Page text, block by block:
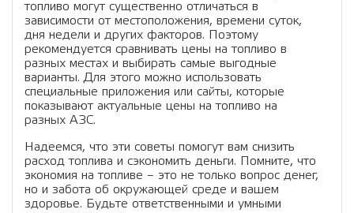
топливо могут существенно отличаться в
зависимости от местоположения, времени суток,
дня недели и других факторов. Поэтому
рекомендуется сравнивать цены на топливо в
разных местах и выбирать самые выгодные
варианты. Для этого можно использовать
специальные приложения или сайты, которые
показывают актуальные цены на топливо на
разных АЗС.
Надеемся, что эти советы помогут вам снизить
расход топлива и сэкономить деньги. Помните, что
экономия на топливе – это не только вопрос денег,
но и забота об окружающей среде и вашем
здоровье. Будьте ответственными и умными